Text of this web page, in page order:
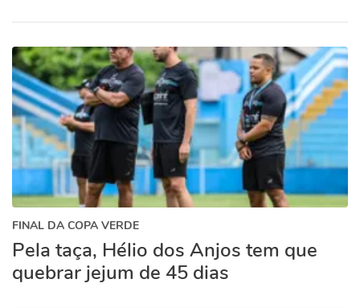
FINAL DA COPA VERDE
Pela taça, Hélio dos Anjos tem que
quebrar jejum de 45 dias